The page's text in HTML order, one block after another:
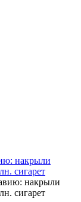
накрыли
сигарет